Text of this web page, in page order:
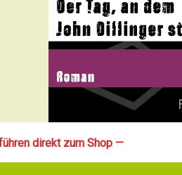
direkt zum Shop —